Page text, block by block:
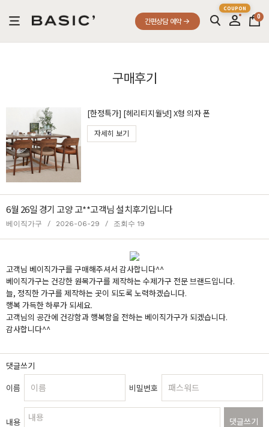
간편상담 예약
0
구매후기
[한정특가] [헤리티지월넛] X형 의자 폰
자세히 보기
6월 26일 경기 고양 고**고객님 설치후기입니다
베이직가구 / 2026-06-29 / 조회수 19
고객님 베이직가구를 구매해주셔서 감사합니다^^
베이직가구는 건강한 원목가구를 제작하는 수제가구 전문 브랜드입니다.
늘, 정직한 가구를 제작하는 곳이 되도록 노력하겠습니다.
행복 가득한 하루가 되세요.
고객님의 공간에 건강함과 행복함을 전하는 베이직가구가 되겠습니다.
감사합니다^^
댓글쓰기
이름
비밀번호
내용 댓글쓰기